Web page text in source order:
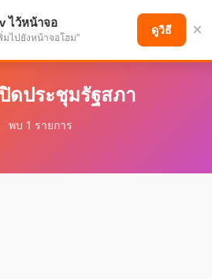
นาคตที่ก้าวหน้า
ดประชุมรัฐสภา
พบ 1 รายการ
ไว้หน้าจอ
มไปยังหน้าจอโฮม"
ดูวิธี ×